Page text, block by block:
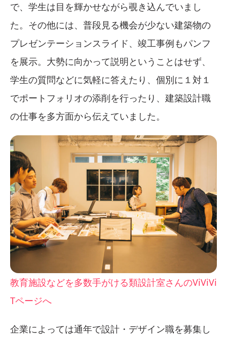
で、学生は目を輝かせながら覗き込んでいまし
た。その他には、普段見る機会が少ない建築物の
プレゼンテーションスライド、竣工事例もパンフ
を展示。大勢に向かって説明ということはせず、
学生の質問などに気軽に答えたり、個別に１対１
でポートフォリオの添削を行ったり、建築設計職
の仕事を多方面から伝えていました。
教育施設などを多数手がける類設計室さんのViViVi
Tページへ
企業によっては通年で設計・デザイン職を募集し